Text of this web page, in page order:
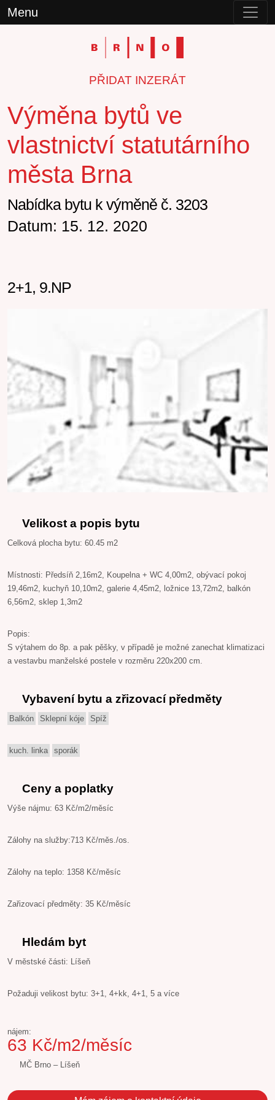
Menu
PŘIDAT INZERÁT
Výměna bytů ve
vlastnictví statutárního
města Brna
Nabídka bytu k výměně č. 3203
Datum: 15. 12. 2020
2+1, 9.NP
Velikost a popis bytu
Celková plocha bytu: 60.45 m2
Místnosti: Předsíň 2,16m2, Koupelna + WC 4,00m2, obývací pokoj
19,46m2, kuchyň 10,10m2, galerie 4,45m2, ložnice 13,72m2, balkón
6,56m2, sklep 1,3m2
Popis:
S výtahem do 8p. a pak pěšky, v případě je možné zanechat klimatizaci
a vestavbu manželské postele v rozměru 220x200 cm.
Vybavení bytu a zřizovací předměty
Balkón Sklepní kóje Spíž
kuch. linka sporák
Ceny a poplatky
Výše nájmu: 63 Kč/m2/měsíc
Zálohy na služby:713 Kč/měs./os.
Zálohy na teplo: 1358 Kč/měsíc
Zařizovací předměty: 35 Kč/měsíc
Hledám byt
V městské části: Líšeň
Požaduji velikost bytu: 3+1, 4+kk, 4+1, 5 a více
nájem:
63 Kč/m2/měsíc
MČ Brno – Líšeň